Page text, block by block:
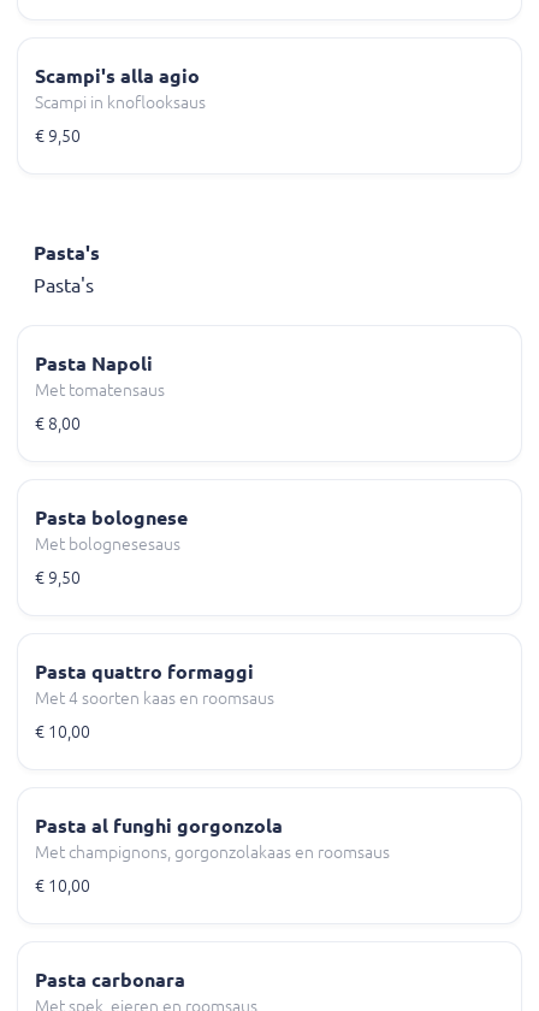
Scampi's alla agio
Scampi in knoflooksaus
€ 9,50
Pasta's
Pasta's
Pasta Napoli
Met tomatensaus
€ 8,00
Pasta bolognese
Met bolognesesaus
€ 9,50
Pasta quattro formaggi
Met 4 soorten kaas en roomsaus
€ 10,00
Pasta al funghi gorgonzola
Met champignons, gorgonzolakaas en roomsaus
€ 10,00
Pasta carbonara
Met spek, eieren en roomsaus